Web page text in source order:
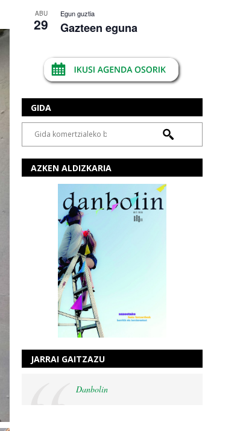
ABU
29
Egun guztia
Gazteen eguna
GIDA
AZKEN ALDIZKARIA
JARRAI GAITZAZU
Danbolin